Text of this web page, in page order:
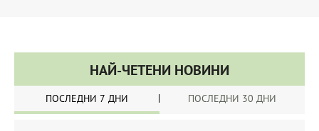
НАЙ-ЧЕТЕНИ НОВИНИ
ПОСЛЕДНИ 7 ДНИ ПОСЛЕДНИ 30 ДНИ